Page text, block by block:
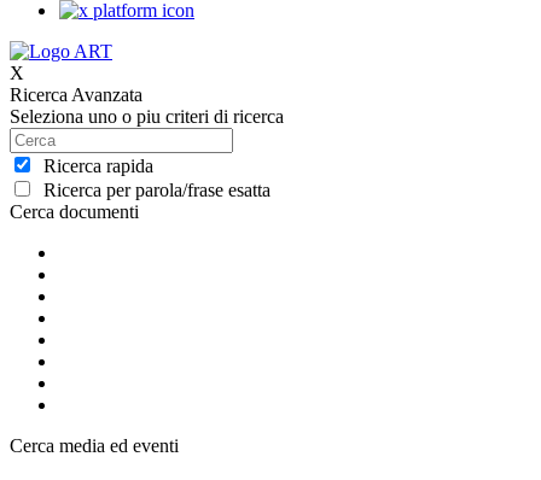
X
Ricerca Avanzata
Seleziona uno o piu criteri di ricerca
Ricerca rapida
Ricerca per parola/frase esatta
Cerca documenti
Cerca media ed eventi